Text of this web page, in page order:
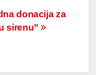
donacija za
sirenu”